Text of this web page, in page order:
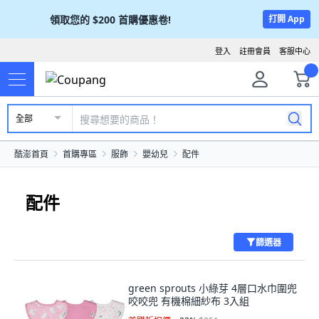
領取您的 $200 首購優惠卷! 打開 App
客服中心
註冊會員
登入
全部
酷澎首頁 首購專區 服飾 嬰幼兒 配件
配件
篩選器
green sprouts 小綠芽 4層口水巾圍兜
咬咬兜 有機棉細紗布 3入組